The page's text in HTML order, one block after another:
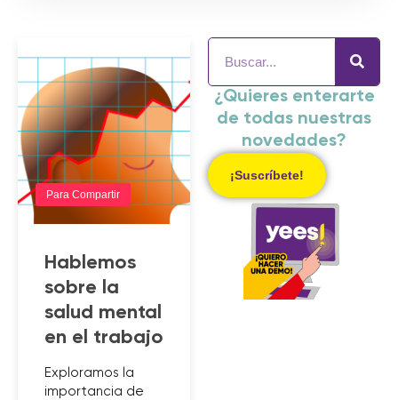
Para Compartir
Hablemos
sobre la
salud mental
en el trabajo
Exploramos la
importancia de
¿Quieres enterarte
de todas nuestras
novedades?
¡Suscríbete!